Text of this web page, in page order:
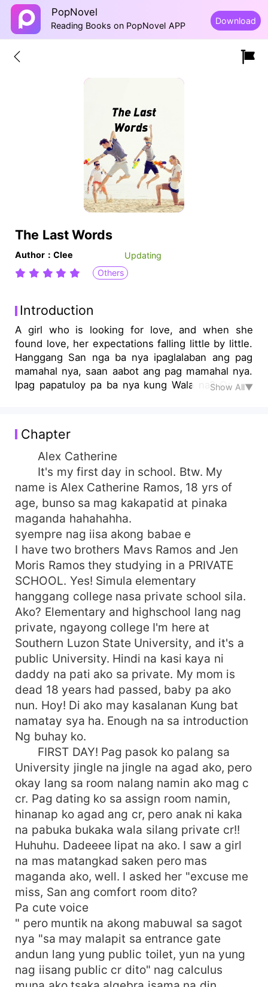
PopNovel
Reading Books on PopNovel APP Download
The Last Words
Author：Clee
Updating
Others
Introduction
A girl who is looking for love, and when she
found love, her expectations falling little by little.
Hanggang San nga ba nya ipaglalaban ang pag
mamahal nya, saan aabot ang pag mamahal nya.
Ipag papatuloy pa ba nya kung Wala na? Or she
Show All▼
Chapter
Alex Catherine
It's my first day in school. Btw. My
name is Alex Catherine Ramos, 18 yrs of
age, bunso sa mag kakapatid at pinaka
maganda hahahahha.
syempre nag iisa akong babae e
I have two brothers Mavs Ramos and Jen
Moris Ramos they studying in a PRIVATE
SCHOOL. Yes! Simula elementary
hanggang college nasa private school sila.
Ako? Elementary and highschool lang nag
private, ngayong college I'm here at
Southern Luzon State University, and it's a
public University. Hindi na kasi kaya ni
daddy na pati ako sa private. My mom is
dead 18 years had passed, baby pa ako
nun. Hoy! Di ako may kasalanan Kung bat
namatay sya ha. Enough na sa introduction
Ng buhay ko.
FIRST DAY! Pag pasok ko palang sa
University jingle na jingle na agad ako, pero
okay lang sa room nalang namin ako mag c
cr. Pag dating ko sa assign room namin,
hinanap ko agad ang cr, pero anak ni kaka
na pabuka bukaka wala silang private cr!!
Huhuhu. Dadeeee lipat na ako. I saw a girl
na mas matangkad saken pero mas
maganda ako, well. I asked her "excuse me
miss, San ang comfort room dito?
Pa cute voice
" pero muntik na akong mabuwal sa sagot
nya "sa may malapit sa entrance gate
andun lang yung public toilet, yun na yung
nag iisang public cr dito" nag calculus